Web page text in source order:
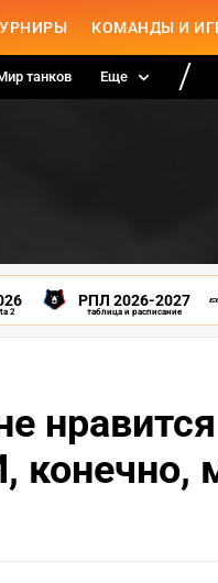
КОМАНДЫ И
танков Еще
2
РПЛ 2026-2027
таблица и расписание